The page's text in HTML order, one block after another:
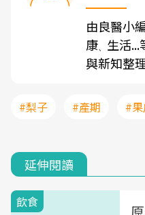
由良醫小
康、 生活
與新知整
#梨子 #產期 #
延伸閱讀
飲食